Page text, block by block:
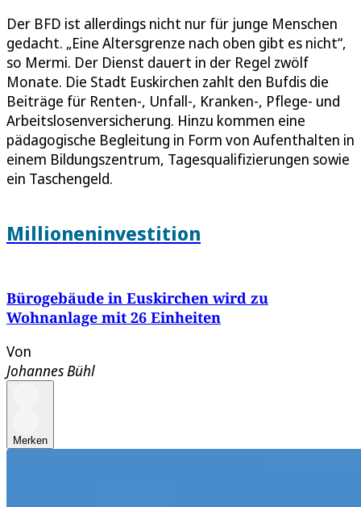
Der BFD ist allerdings nicht nur für junge Menschen
gedacht. „Eine Altersgrenze nach oben gibt es nicht“,
so Mermi. Der Dienst dauert in der Regel zwölf
Monate. Die Stadt Euskirchen zahlt den Bufdis die
Beiträge für Renten-, Unfall-, Kranken-, Pflege- und
Arbeitslosenversicherung. Hinzu kommen eine
pädagogische Begleitung in Form von Aufenthalten in
einem Bildungszentrum, Tagesqualifizierungen sowie
ein Taschengeld.
Millioneninvestition
Bürogebäude in Euskirchen wird zu
Wohnanlage mit 26 Einheiten
Von
Johannes Bühl
Merken